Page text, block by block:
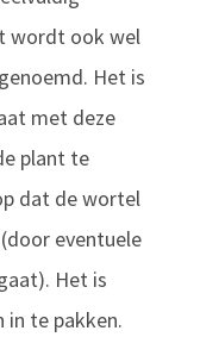
wordt ook wel
Het is
met deze
plant te
dat de wortel
eventuele
Het is
in te pakken.